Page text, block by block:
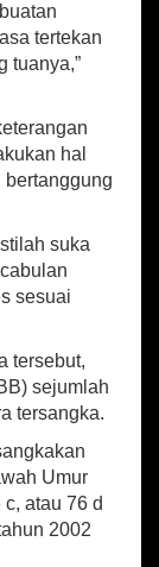
tertekan
tuanya,”
hal
suka
sesuai
tersebut,
sejumlah
tersangka.
Umur
atau 76 d
2002